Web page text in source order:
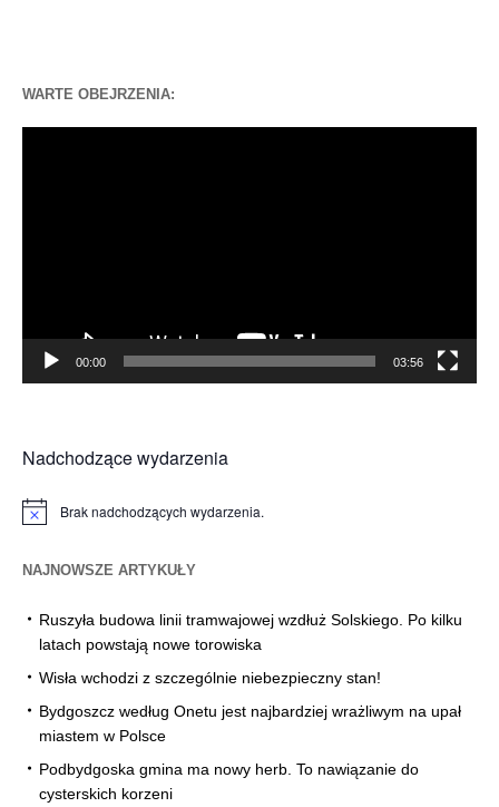
WARTE OBEJRZENIA:
00:00 03:56
Nadchodzące wydarzenia
Powiadomienie
Brak nadchodzących wydarzenia.
NAJNOWSZE ARTYKUŁY
Ruszyła budowa linii tramwajowej wzdłuż Solskiego. Po kilku
latach powstają nowe torowiska
Wisła wchodzi z szczególnie niebezpieczny stan!
Bydgoszcz według Onetu jest najbardziej wrażliwym na upał
miastem w Polsce
Podbydgoska gmina ma nowy herb. To nawiązanie do
cysterskich korzeni